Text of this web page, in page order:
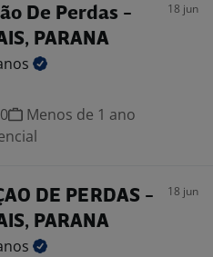
De Perdas -
PARANA
18 jun
Menos de 1 ano
DE PERDAS -
PARANA
18 jun